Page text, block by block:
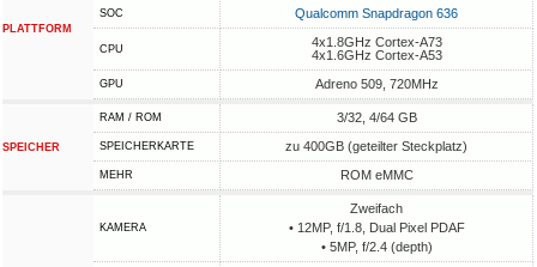
PLATTFORM
SOC Qualcomm Snapdragon 636
CPU
4x1.8GHz Cortex-A73
4x1.6GHz Cortex-A53
GPU Adreno 509, 720MHz
SPEICHER
RAM / ROM 3/32, 4/64 GB
SPEICHERKARTE zu 400GB (geteilter Steckplatz)
MEHR ROM eMMC
KAMERA
Zweifach
• 12MP, f/1.8, Dual Pixel PDAF
• 5MP, f/2.4 (depth)